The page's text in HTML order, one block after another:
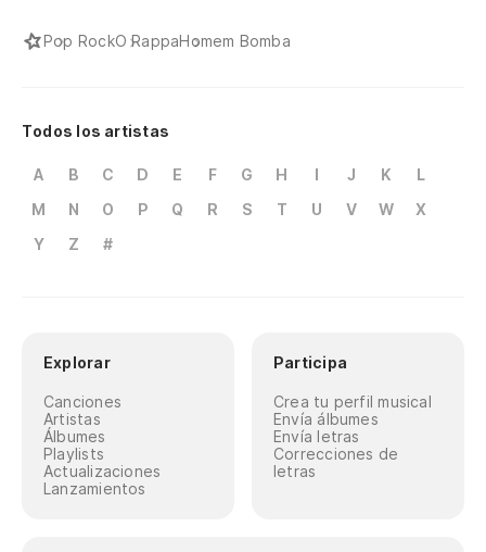
Pop RockO RappaHomem Bomba
Todos los artistas
A B C D E F G H I J K
L
M
N O P Q R S T U V W
X
Y
Z #
Explorar
Canciones
Artistas
Álbumes
Playlists
Actualizaciones
Lanzamientos
Participa
Crea tu perfil musical
Envía álbumes
Envía letras
Correcciones de
letras